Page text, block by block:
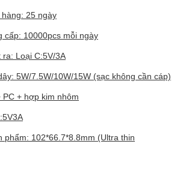
25 ngày
cấp: 10000pcs mỗi ngày
ra: Loại C:5V/3A
5W/7.5W/10W/15W (sạc không cần cáp)
PC + hợp kim nhôm
phẩm: 102*66.7*8.8mm (Ultra thin